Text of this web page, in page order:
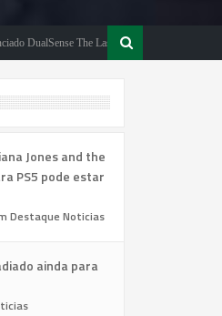
The Last of Us Limited Edition
Jones and the
PS5 pode estar
Destaque Noticias
ainda para